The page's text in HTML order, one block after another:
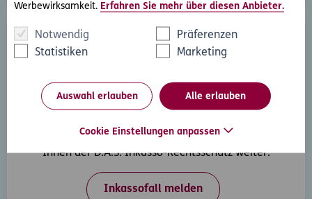
Werbewirksamkeit. Erfahren Sie mehr über diesen Anbieter.
Notwendig
Präferenzen
Statistiken
Marketing
Auswahl erlauben Alle erlauben
Cookie Einstellungen anpassen
Wenn Ihre Kunden in Zahlungsverzug geraten, hilft
Ihnen der D.A.S. Inkasso-Rechtsschutz weiter.
Inkassofall melden